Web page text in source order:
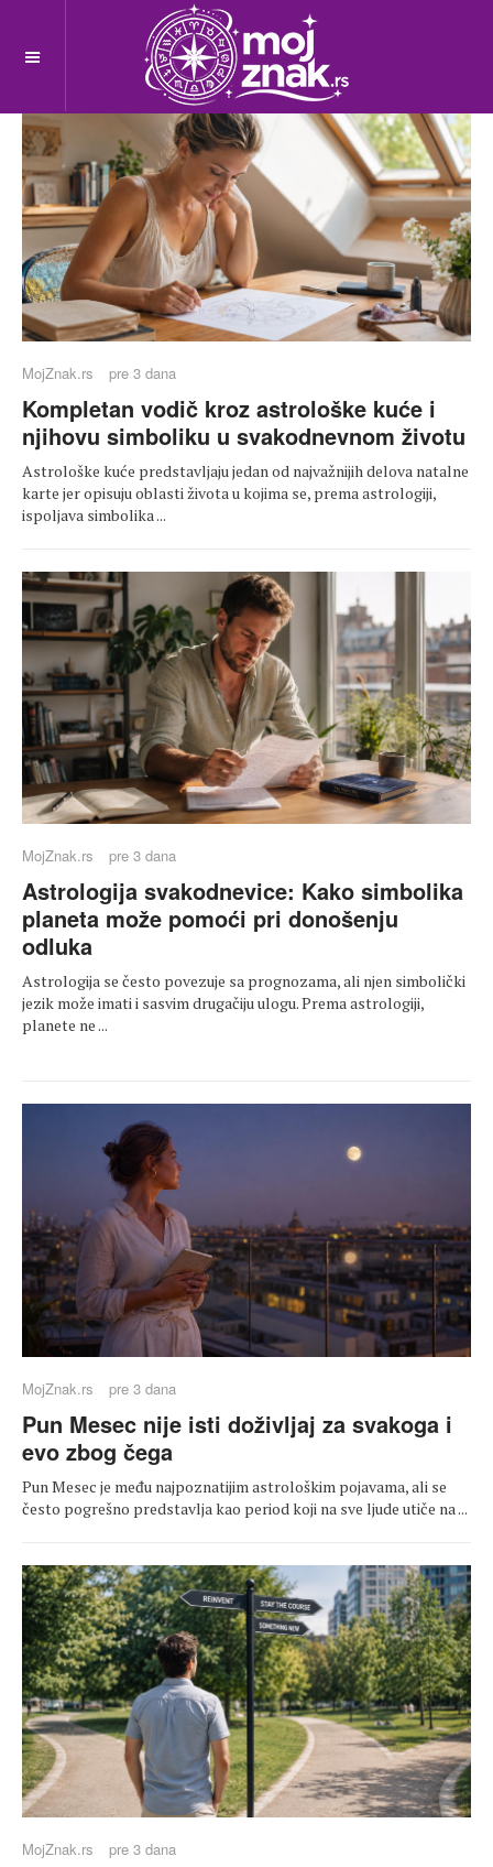
OFF CANVAS
MojZnak.rs pre 3 dana
Kompletan vodič kroz astrološke kuće i
njihovu simboliku u svakodnevnom životu
Astrološke kuće predstavljaju jedan od najvažnijih delova natalne
karte jer opisuju oblasti života u kojima se, prema astrologiji,
ispoljava simbolika ...
MojZnak.rs pre 3 dana
Astrologija svakodnevice: Kako simbolika
planeta može pomoći pri donošenju
odluka
Astrologija se često povezuje sa prognozama, ali njen simbolički
jezik može imati i sasvim drugačiju ulogu. Prema astrologiji,
planete ne ...
MojZnak.rs pre 3 dana
Pun Mesec nije isti doživljaj za svakoga i
evo zbog čega
Pun Mesec je među najpoznatijim astrološkim pojavama, ali se
često pogrešno predstavlja kao period koji na sve ljude utiče na ...
MojZnak.rs pre 3 dana